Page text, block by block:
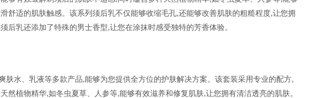
舒适的肌肤触感。该系列须后乳不仅能够收缩毛孔,还能够改善肌肤的粗糙程度,让您拥
后乳还添加了特殊的男士香型,让您在涂抹时感受独特的芳香体验。
肤水、乳液等多款产品,能够为您提供全方位的护肤解决方案。该套装采用专业的配方,
然植物精华,如冬虫夏草、人参等,能够有效滋养和修复肌肤,让您拥有清洁透亮的肌肤。